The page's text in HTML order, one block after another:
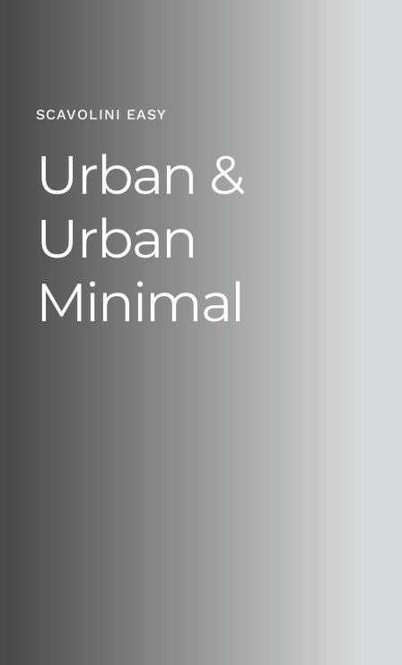
SCAVOLINI EASY
Urban &
Urban
Minimal